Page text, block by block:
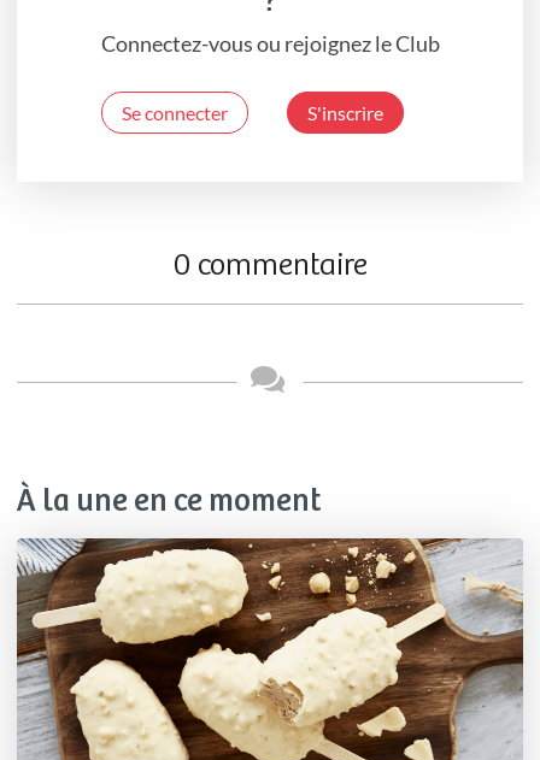
Connectez-vous ou rejoignez le Club
Se connecter S'inscrire
0 commentaire
À la une en ce moment